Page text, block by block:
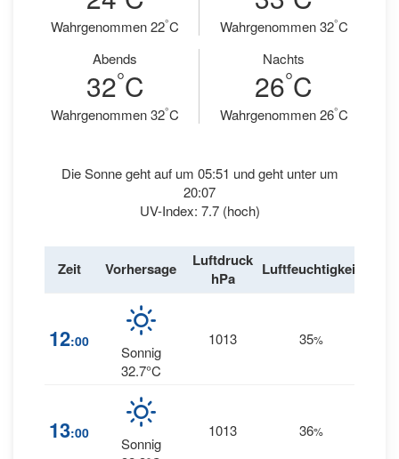
Wahrgenommen 22°C Wahrgenommen 32°C
Abends
32°C
Wahrgenommen 32°C
Nachts
26°C
Wahrgenommen 26°C
Die Sonne geht auf um 05:51 und geht unter um
20:07
UV-Index: 7.7 (hoch)
Zeit Vorhersage
Luftdruck
hPa
Luftfeuchtigkeit
12:00
Sonnig
32.7°C
1013 35%
13:00
Sonnig
1013 36%